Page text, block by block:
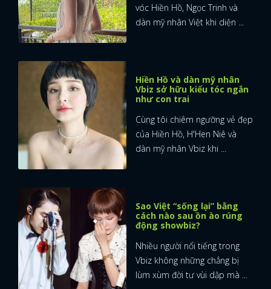
vóc Hiền Hồ, Ngọc Trinh và
dàn mỹ nhân Việt khi diện ...
Hiền Hồ và dàn mỹ nhân
Vbiz sở hữu kiểu tóc ngắn
như con trai
Cùng tôi chiêm ngưỡng vẻ đẹp
của Hiền Hồ, H'Hen Niê và
dàn mỹ nhân Vbiz khi ...
Sao Việt “sống lại” bằng
cách nào sau ồn ào rúng
động showbiz?
Nhiều người nổi tiếng trong
Vbiz không những chẳng bị
lùm xùm đời tư vùi dập mà ...